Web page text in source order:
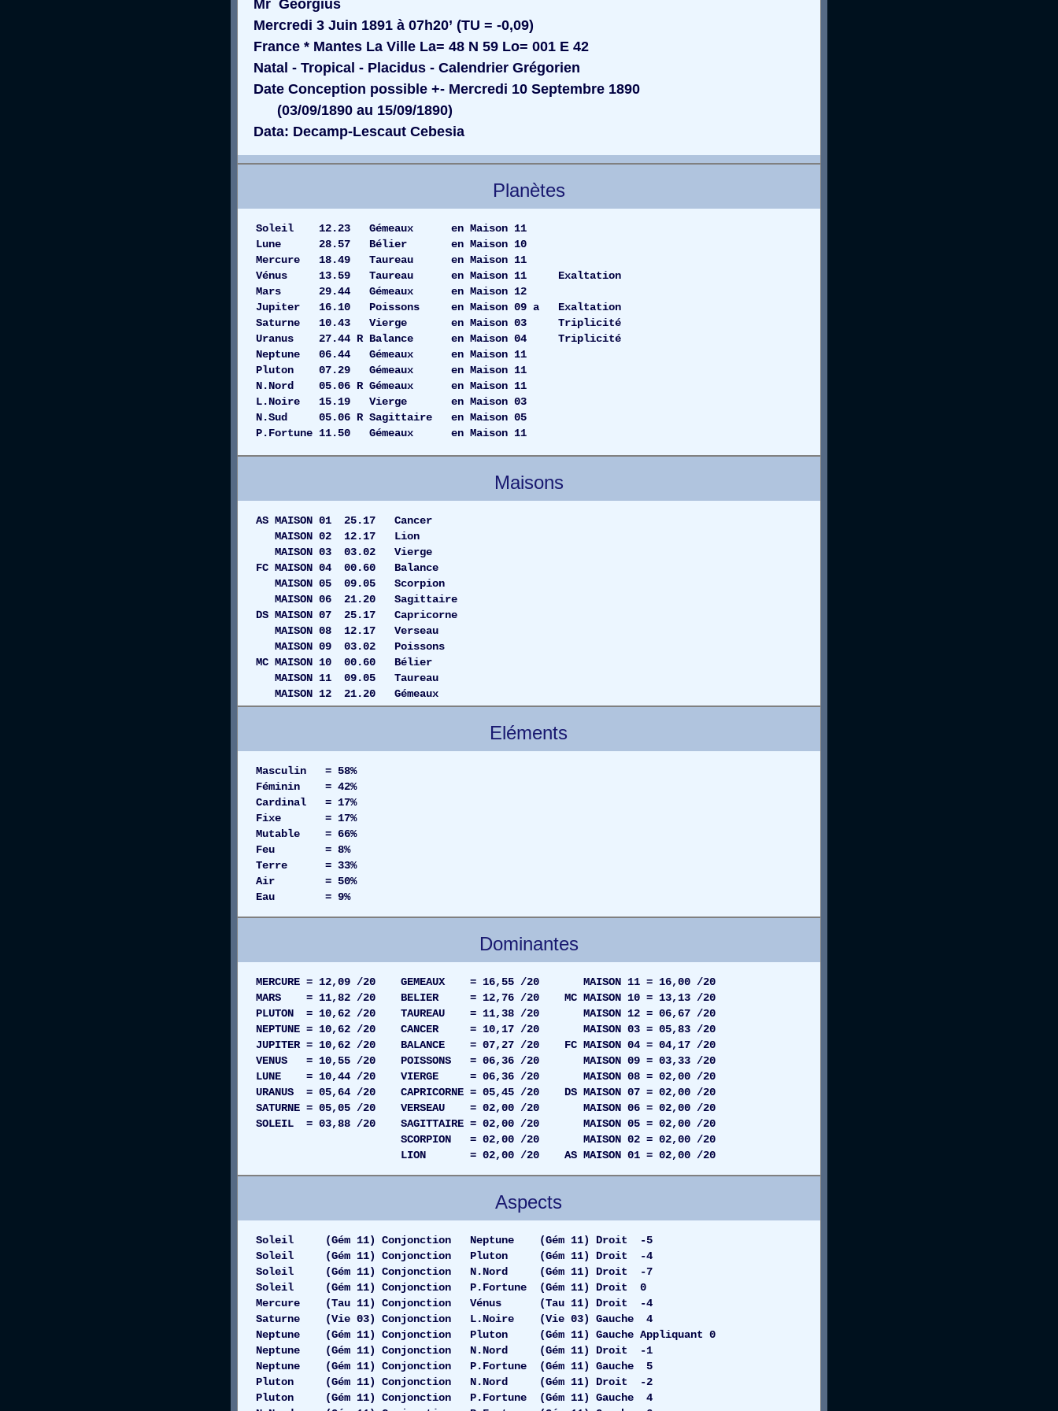
Mr Georgius
Mercredi 3 Juin 1891 à 07h20’ (TU = -0,09)
France * Mantes La Ville La= 48 N 59 Lo= 001 E 42
Natal - Tropical - Placidus - Calendrier Grégorien
Date Conception possible +- Mercredi 10 Septembre 1890
(03/09/1890 au 15/09/1890)
Data: Decamp-Lescaut Cebesia
Planètes
Soleil 12.23 Gémeaux en Maison 11
Lune 28.57 Bélier en Maison 10
Mercure 18.49 Taureau en Maison 11
Vénus 13.59 Taureau en Maison 11 Exaltation
Mars 29.44 Gémeaux en Maison 12
Jupiter 16.10 Poissons en Maison 09 a Exaltation
Saturne 10.43 Vierge en Maison 03 Triplicité
Uranus 27.44 R Balance en Maison 04 Triplicité
Neptune 06.44 Gémeaux en Maison 11
Pluton 07.29 Gémeaux en Maison 11
N.Nord 05.06 R Gémeaux en Maison 11
L.Noire 15.19 Vierge en Maison 03
N.Sud 05.06 R Sagittaire en Maison 05
P.Fortune 11.50 Gémeaux en Maison 11
Maisons
AS MAISON 01 25.17 Cancer
MAISON 02 12.17 Lion
MAISON 03 03.02 Vierge
FC MAISON 04 00.60 Balance
MAISON 05 09.05 Scorpion
MAISON 06 21.20 Sagittaire
DS MAISON 07 25.17 Capricorne
MAISON 08 12.17 Verseau
MAISON 09 03.02 Poissons
MC MAISON 10 00.60 Bélier
MAISON 11 09.05 Taureau
MAISON 12 21.20 Gémeaux
Eléments
Masculin = 58%
Féminin = 42%
Cardinal = 17%
Fixe = 17%
Mutable = 66%
Feu = 8%
Terre = 33%
Air = 50%
Eau = 9%
Dominantes
MERCURE = 12,09 /20 GEMEAUX = 16,55 /20 MAISON 11 = 16,00 /20
MARS = 11,82 /20 BELIER = 12,76 /20 MC MAISON 10 = 13,13 /20
PLUTON = 10,62 /20 TAUREAU = 11,38 /20 MAISON 12 = 06,67 /20
NEPTUNE = 10,62 /20 CANCER = 10,17 /20 MAISON 03 = 05,83 /20
JUPITER = 10,62 /20 BALANCE = 07,27 /20 FC MAISON 04 = 04,17 /20
VENUS = 10,55 /20 POISSONS = 06,36 /20 MAISON 09 = 03,33 /20
LUNE = 10,44 /20 VIERGE = 06,36 /20 MAISON 08 = 02,00 /20
URANUS = 05,64 /20 CAPRICORNE = 05,45 /20 DS MAISON 07 = 02,00 /20
SATURNE = 05,05 /20 VERSEAU = 02,00 /20 MAISON 06 = 02,00 /20
SOLEIL = 03,88 /20 SAGITTAIRE = 02,00 /20 MAISON 05 = 02,00 /20
SCORPION = 02,00 /20 MAISON 02 = 02,00 /20
LION = 02,00 /20 AS MAISON 01 = 02,00 /20
Aspects
Soleil (Gém 11) Conjonction Neptune (Gém 11) Droit -5
Soleil (Gém 11) Conjonction Pluton (Gém 11) Droit -4
Soleil (Gém 11) Conjonction N.Nord (Gém 11) Droit -7
Soleil (Gém 11) Conjonction P.Fortune (Gém 11) Droit 0
Mercure (Tau 11) Conjonction Vénus (Tau 11) Droit -4
Saturne (Vie 03) Conjonction L.Noire (Vie 03) Gauche 4
Neptune (Gém 11) Conjonction Pluton (Gém 11) Gauche Appliquant 0
Neptune (Gém 11) Conjonction N.Nord (Gém 11) Droit -1
Neptune (Gém 11) Conjonction P.Fortune (Gém 11) Gauche 5
Pluton (Gém 11) Conjonction N.Nord (Gém 11) Droit -2
Pluton (Gém 11) Conjonction P.Fortune (Gém 11) Gauche 4